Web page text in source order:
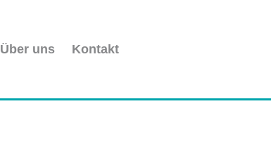
Über uns Kontakt